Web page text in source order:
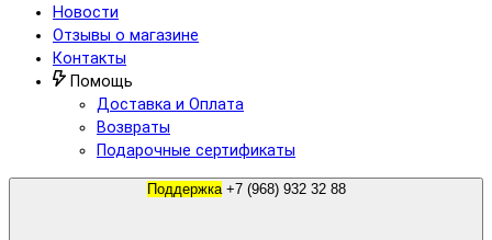
Новости
Отзывы о магазине
Контакты
Помощь
Доставка и Оплата
Возвраты
Подарочные сертификаты
Поддержка +7 (968) 932 32 88